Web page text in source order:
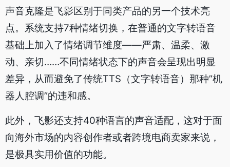
声音克隆是飞影区别于同类产品的另一个技术亮
点。系统支持7种情绪切换，在普通的文字转语音
基础上加入了情绪调节维度——严肃、温柔、激
动、亲切……不同情绪状态下的声音会呈现出明显
差异，从而避免了传统TTS（文字转语音）那种”机
器人腔调”的违和感。
此外，飞影还支持40种语言的声音适配，这对于面
向海外市场的内容创作者或者跨境电商卖家来说，
是极具实用价值的功能。